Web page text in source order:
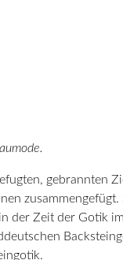
gebrannten
der Zeit der Gotik